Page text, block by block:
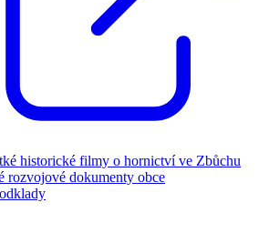
historické filmy o hornictví ve Zbůchu
rozvojové dokumenty obce